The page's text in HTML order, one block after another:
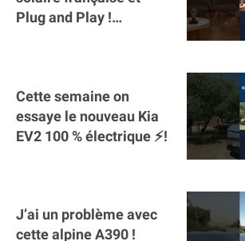
Plug and Play !
Cette semaine on
essaye le nouveau Kia
EV2 100 % électrique ⚡️!
J’ai un problème avec
cette alpine A390 !